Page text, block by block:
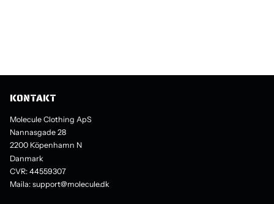
KONTAKT
Molecule Clothing ApS
Nannasgade 28
2200 Köpenhamn N
Danmark
CVR: 44559307
Maila: support@molecule.dk